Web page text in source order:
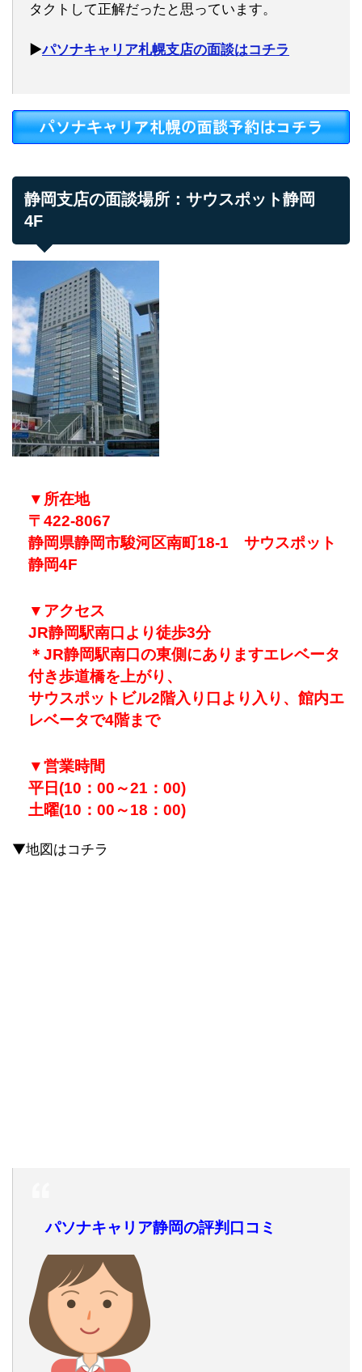
タクトして正解だったと思っています。
▶︎パソナキャリア札幌支店の面談はコチラ
静岡支店の面談場所：サウスポット静岡
4F
▼所在地
〒422-8067
静岡県静岡市駿河区南町18-1 サウスポット
静岡4F
▼アクセス
JR静岡駅南口より徒歩3分
＊JR静岡駅南口の東側にありますエレベータ
付き歩道橋を上がり、
サウスポットビル2階入り口より入り、館内エ
レベータで4階まで
▼営業時間
平日(10：00～21：00)
土曜(10：00～18：00)
▼地図はコチラ
パソナキャリア静岡の評判口コミ